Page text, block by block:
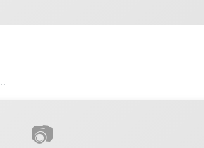
cm3. Carr...
📷